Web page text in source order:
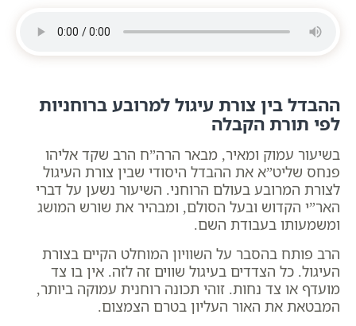
ההבדל בין צורת עיגול למרובע ברוחניות
לפי תורת הקבלה
בשיעור עמוק ומאיר, מבאר הרה”ח הרב שקד אליהו
פנחס שליט”א את ההבדל היסודי שבין צורת העיגול
לצורת המרובע בעולם הרוחני. השיעור נשען על דברי
האר”י הקדוש ובעל הסולם, ומבהיר את שורש המושג
ומשמעותו בעבודת השם.
הרב פותח בהסבר על השוויון המוחלט הקיים בצורת
העיגול. כל הצדדים בעיגול שווים זה לזה. אין בו צד
מועדף או צד נחות. זוהי תכונה רוחנית עמוקה ביותר,
המבטאת את האור העליון בטרם הצמצום.